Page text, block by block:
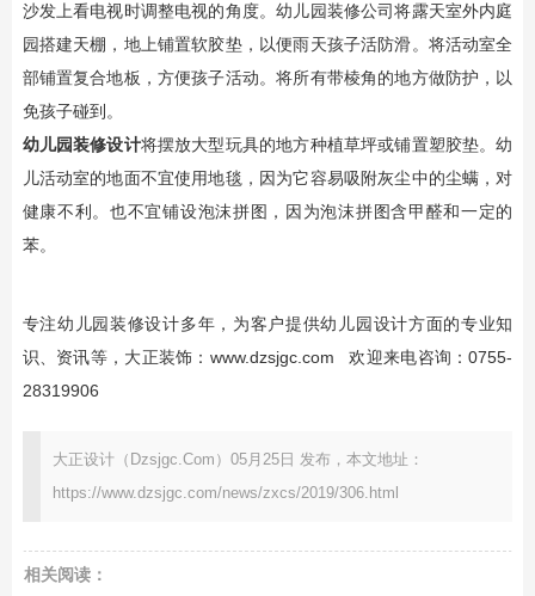
沙发上看电视时调整电视的角度。幼儿园装修公司将露天室外内庭
园搭建天棚，地上铺置软胶垫，以便雨天孩子活防滑。将活动室全
部铺置复合地板，方便孩子活动。将所有带棱角的地方做防护，以
免孩子碰到。
幼儿园装修设计将摆放大型玩具的地方种植草坪或铺置塑胶垫。幼
儿活动室的地面不宜使用地毯，因为它容易吸附灰尘中的尘螨，对
健康不利。也不宜铺设泡沫拼图，因为泡沫拼图含甲醛和一定的
苯。
专注幼儿园装修设计多年，为客户提供幼儿园设计方面的专业知
识、资讯等，大正装饰： www.dzsjgc.com 欢迎来电咨询：0755-
28319906
大正设计（Dzsjgc.Com）05月25日 发布，本文地址：
https://www.dzsjgc.com/news/zxcs/2019/306.html
相关阅读：